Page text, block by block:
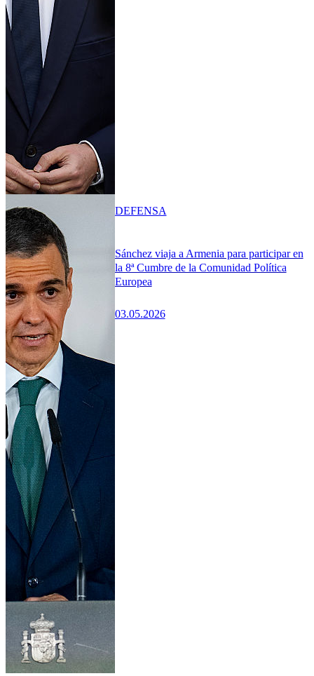
Sánchez viaja a Armenia para participar en
la 8ª Cumbre de la Comunidad Política
Europea
03.05.2026
DEFENSA